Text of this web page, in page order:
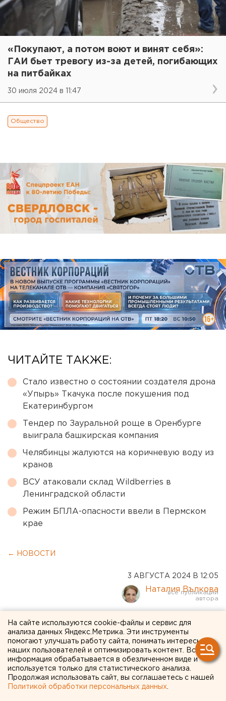
«Покупают, а потом воют и винят себя»:
ГАИ бьет тревогу из-за детей, погибающих
на питбайках
30 июля 2024 в 11:47
Общество
ЧИТАЙТЕ ТАКЖЕ:
Стало известно о состоянии создателя дрона
«Упырь» Ткачука после покушения под
Екатеринбургом
Тендер по Зауральной роще в Оренбурге
выиграла башкирская компания
Челябинцы жалуются на коричневую воду из
кранов
ВСУ атаковали склад Wildberries в
Ленинградской области
Режим БПЛА-опасности ввели в Пермском
крае
← НОВОСТИ
3 АВГУСТА 2024 В 12:05
Наталия Вълкова
Суд изберет меру
пресечения оренбургскому
экс-министру Самбурскому
На сайте используются cookie-файлы и сервис для
анализа данных Яндекс.Метрика. Эти инструменты
помогают улучшать работу сайта, понимать интересы
наших пользователей и оптимизировать контент. Вся
информация обрабатывается в обезличенном виде и
используется только для статистического анализа.
Продолжая использовать сайт, вы соглашаетесь с нашей
Политикой обработки персональных данных